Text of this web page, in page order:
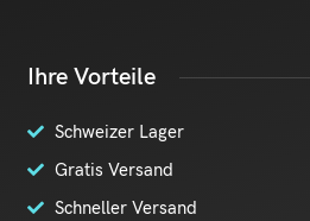
Ihre Vorteile
Schweizer Lager
Gratis Versand
Schneller Versand